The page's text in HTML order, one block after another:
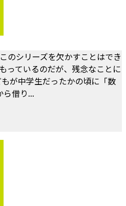
のシリーズを欠かすことはでき
っているのだが、残念なことに
が中学生だったかの頃に「数
ら借り...